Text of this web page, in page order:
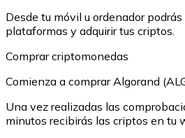
Desde tu móvil u ordenador
plataformas y adquirir tus criptos.
Comprar criptomonedas
Comienza a comprar Algorand
Una vez realizadas las
minutos recibirás las criptos en tu